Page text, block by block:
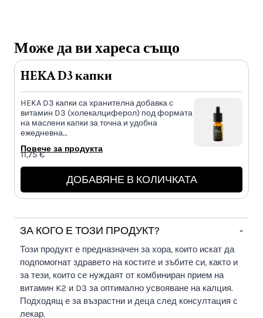
Може да ви хареса също
HEKA D3 капки
HEKA D3 капки са хранителна добавка с
витамин D3 (холекалциферол) под формата
на маслени капки за точна и удобна
ежедневна…
Повече за продукта
11,75€
ДОБАВЯНЕ В КОЛИЧКАТА
ЗА КОГО Е ТОЗИ ПРОДУКТ? -
Този продукт е предназначен за хора, които искат да
подпомогнат здравето на костите и зъбите си, както и
за тези, които се нуждаят от комбиниран прием на
витамин K2 и D3 за оптимално усвояване на калция.
Подходящ е за възрастни и деца след консултация с
лекар.